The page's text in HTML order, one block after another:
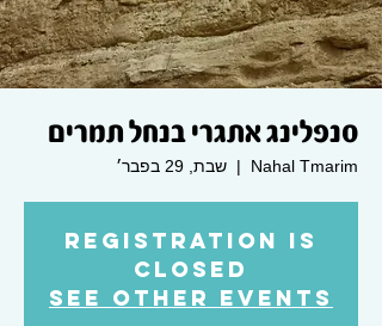
סנפלינג אתגרי בנחל תמרים
שבת, 29 בפבר׳
  |
Nahal Tmarim
Registration is
Closed
See other events